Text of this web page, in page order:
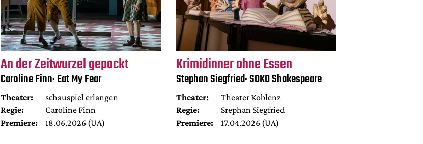
An der Zeitwurzel gepackt
Caroline Finn: Eat My Fear
Theater:
schauspiel erlangen
Regie:
Caroline Finn
Premiere:
18.06.2026 (UA)
Krimidinner ohne Essen
Stephan Siegfried: SOKO Shakespeare
Theater:
Theater Koblenz
Regie:
Srephan Siegfried
Premiere:
17.04.2026 (UA)